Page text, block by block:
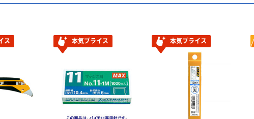
ス 本気プライス 本気プライス